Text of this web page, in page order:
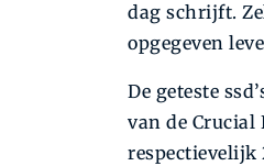
dag schrijft.
opgegeven
De geteste
van de Crucial
respectievelijk